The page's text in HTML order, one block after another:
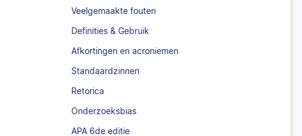
Veelgemaakte fouten
Definities & Gebruik
Afkortingen en acroniemen
Standaardzinnen
Retorica
Onderzoeksbias
APA 6de editie